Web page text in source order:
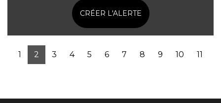
CRÉER L'ALERTE
1 2 3 4 5 6 7 8 9 10 11